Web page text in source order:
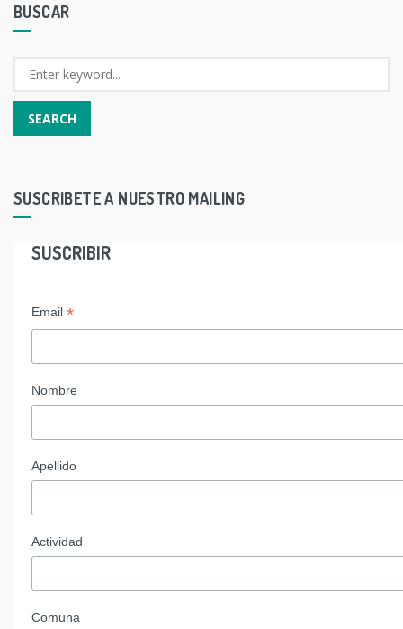
BUSCAR
SUSCRIBETE A NUESTRO MAILING
SUSCRIBIR
Email *
Nombre
Apellido
Actividad
Comuna